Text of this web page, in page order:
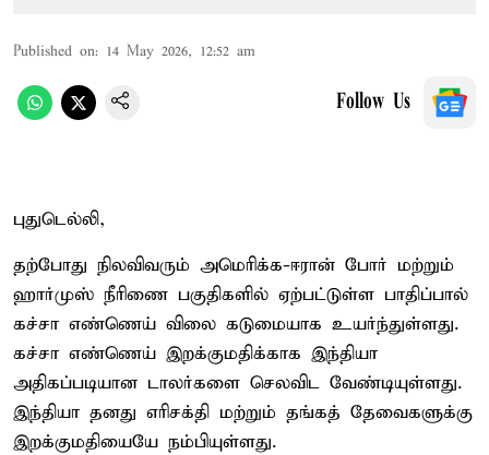
Published on: 14 May 2026, 12:52 am
Follow Us
புதுடெல்லி,
தற்போது நிலவிவரும் அமெரிக்க-ஈரான் போர் மற்றும்
ஹார்முஸ் நீரிணை பகுதிகளில் ஏற்பட்டுள்ள பாதிப்பால்
கச்சா எண்ணெய் விலை கடுமையாக உயர்ந்துள்ளது.
கச்சா எண்ணெய் இறக்குமதிக்காக இந்தியா
அதிகப்படியான டாலர்களை செலவிட வேண்டியுள்ளது.
இந்தியா தனது எரிசக்தி மற்றும் தங்கத் தேவைகளுக்கு
இறக்குமதியையே நம்பியுள்ளது.